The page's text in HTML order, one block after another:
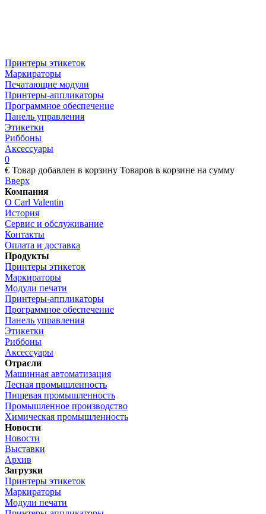
Принтеры этикеток
Маркираторы
Печатающие модули
Принтеры-аппликаторы
Программное обеспечение
Панель управления
Этикетки
Риббоны
Аксессуары
0
€ Товар добавлен в корзину Товаров в корзине на сумму
Вверх
Компания
О Carl Valentin
История
Сервис и обслуживание
Контакты
Оплата и доставка
Продукты
Принтеры этикеток
Маркираторы
Модули печати
Принтеры-аппликаторы
Программное обеспечение
Панель управления
Этикетки
Риббоны
Аксессуары
Отрасли
Машинная автоматизация
Лесная промышленность
Пищевая промышленность
Промышленное производство
Химическая промышленность
Новости
Новости
Выставки
Архив
Загрузки
Принтеры этикеток
Маркираторы
Модули печати